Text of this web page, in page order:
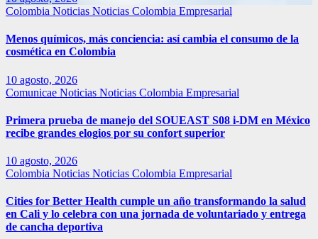
Colombia Noticias Noticias Colombia Empresarial
Menos químicos, más conciencia: así cambia el consumo de la
cosmética en Colombia
10 agosto, 2026
Comunicae Noticias Noticias Colombia Empresarial
Primera prueba de manejo del SOUEAST S08 i-DM en México
recibe grandes elogios por su confort superior
10 agosto, 2026
Colombia Noticias Noticias Colombia Empresarial
Cities for Better Health cumple un año transformando la salud
en Cali y lo celebra con una jornada de voluntariado y entrega
de cancha deportiva